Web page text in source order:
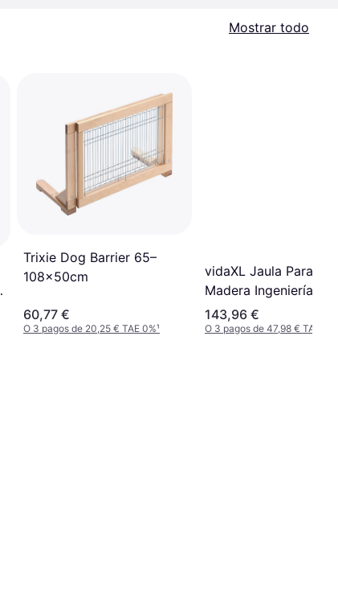
Mostrar todo
Trixie Dog Barrier 65–
108x50cm
60,77 €
O 3 pagos de 20,25 € TAE 0%¹
vidaXL Jaula Para
Madera Ingeniería
64.5x80x71 cm
143,96 €
O 3 pagos de 47,98 € TAE 0%